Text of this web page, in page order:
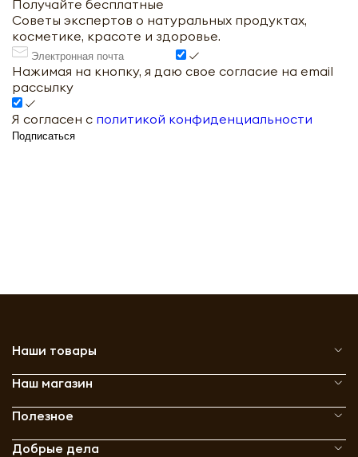
Получайте бесплатные
Советы экспертов о натуральных продуктах,
косметике, красоте и здоровье.
Нажимая на кнопку, я даю свое согласие на email
рассылку
Я согласен с политикой конфиденциальности
Подписаться
Наши товары
Наш магазин
Полезное
Добрые дела